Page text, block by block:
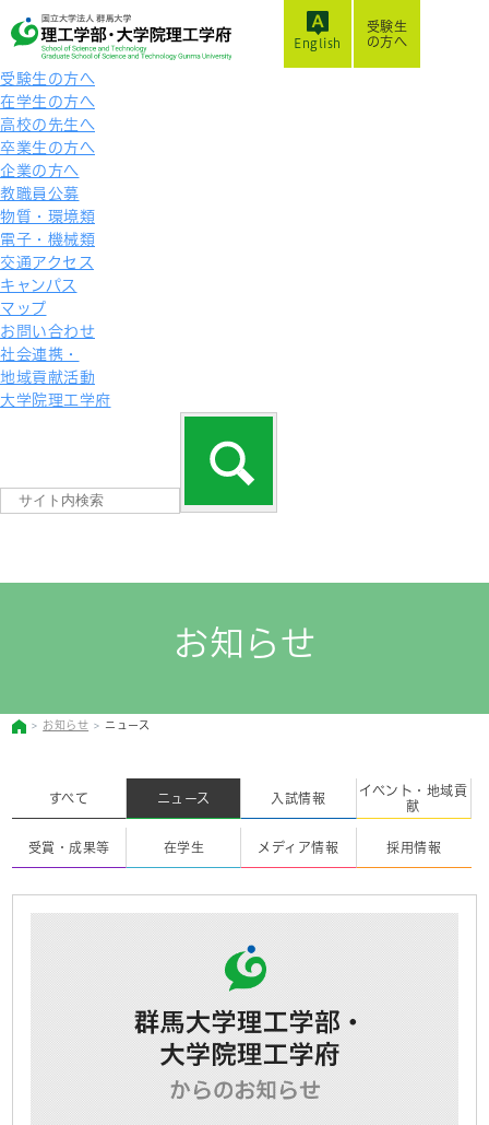
受験生
の方へ
受験生の方へ
在学生の方へ
高校の先生へ
卒業生の方へ
企業の方へ
教職員公募
物質・環境類
電子・機械類
交通アクセス
キャンパス
マップ
お問い合わせ
社会連携・
地域貢献活動
大学院理工学府
English
お知らせ
お知らせ ニュース
すべて ニュース 入試情報
イベント・地域貢
献
受賞・成果等 在学生 メディア情報 採用情報